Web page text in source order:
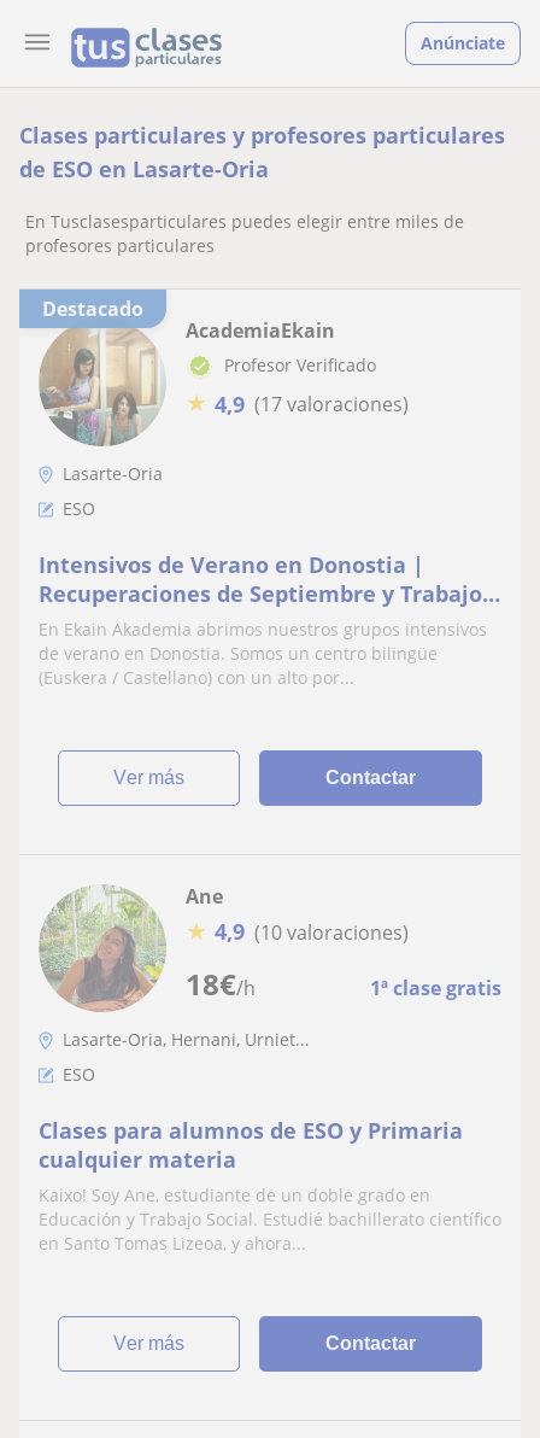
Anúnciate
Clases particulares y profesores particulares
de ESO en Lasarte-Oria
En Tusclasesparticulares puedes elegir entre miles de
profesores particulares
Destacado
AcademiaEkain
Profesor Verificado
★ 4,9 (17 valoraciones)
Lasarte-Oria
ESO
Intensivos de Verano en Donostia |
Recuperaciones de Septiembre y Trabajos
de Verano
En Ekain Akademia abrimos nuestros grupos intensivos
de verano en Donostia. Somos un centro bilingüe
(Euskera / Castellano) con un alto por...
ver más Contactar
18€/h 1ª clase gratis
Ane
★ 4,9 (10 valoraciones)
Lasarte-Oria, Hernani, Urniet...
ESO
Clases para alumnos de ESO y Primaria
cualquier materia
Kaixo! Soy Ane, estudiante de un doble grado en
Educación y Trabajo Social. Estudié bachillerato científico
en Santo Tomas Lizeoa, y ahora...
ver más Contactar